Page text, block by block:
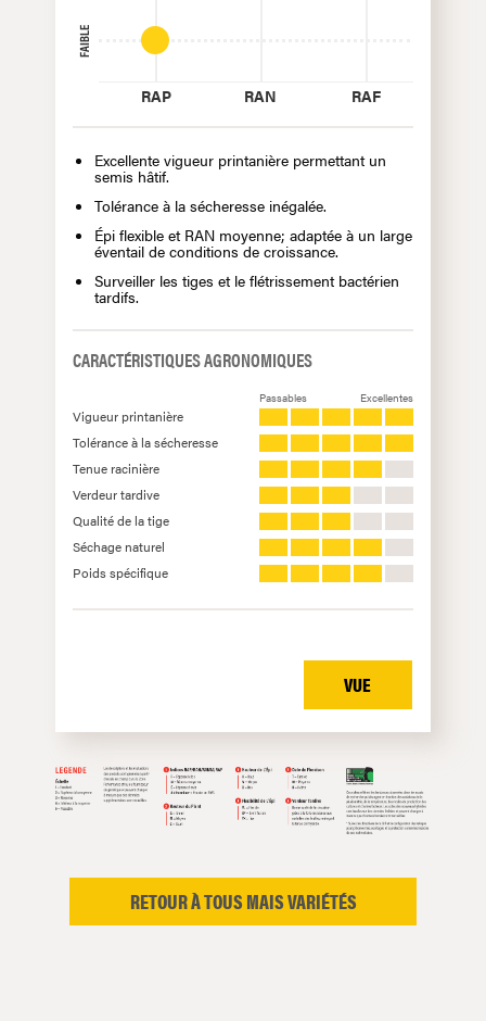
FAIBLE
RAP RAN RAF
Excellente vigueur printanière permettant un
semis hâtif.
Tolérance à la sécheresse inégalée.
Épi flexible et RAN moyenne; adaptée à un large
éventail de conditions de croissance.
Surveiller les tiges et le flétrissement bactérien
tardifs.
CARACTÉRISTIQUES AGRONOMIQUES
Passables Excellentes
Vigueur printanière
Tolérance à la sécheresse
Tenue racinière
Verdeur tardive
Qualité de la tige
Séchage naturel
Poids spécifique
VUE
RETOUR À TOUS MAIS VARIÉTÉS